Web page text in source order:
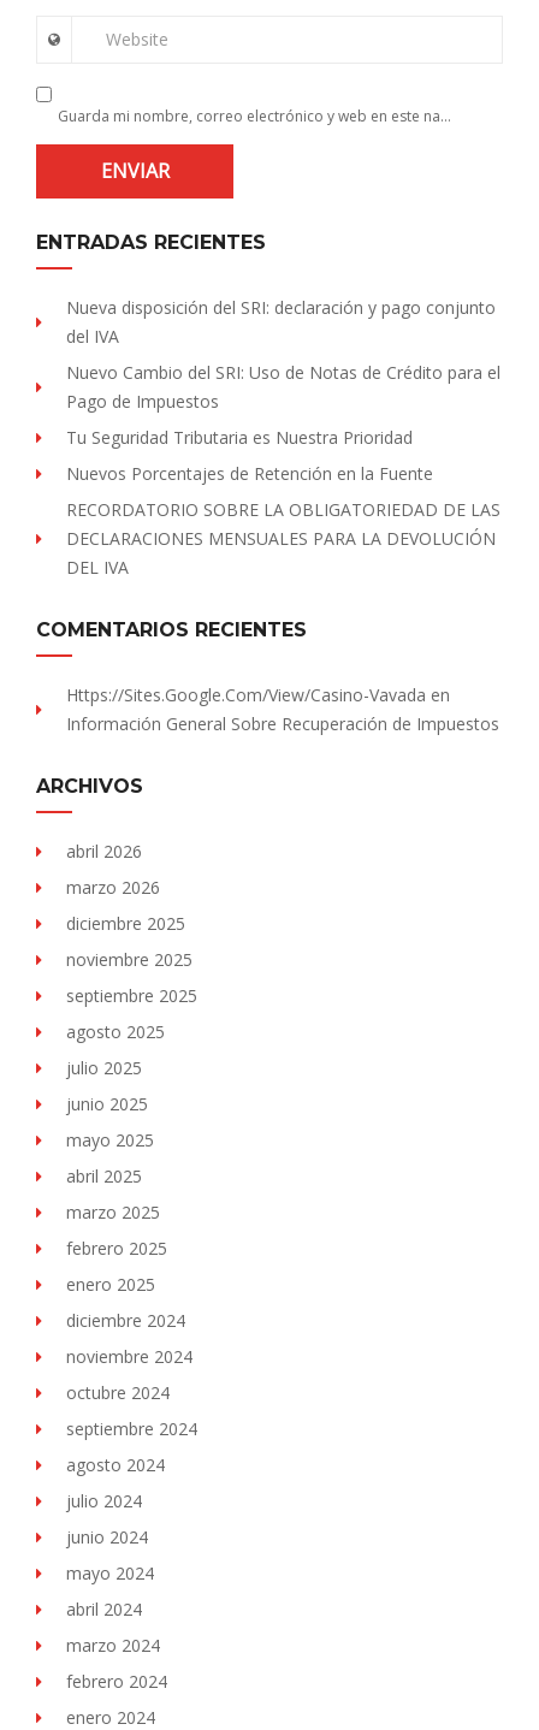
Website
Guarda mi nombre, correo electrónico y web en este navegador para la próxima vez que comente.
ENTRADAS RECIENTES
Nueva disposición del SRI: declaración y pago conjunto
del IVA
Nuevo Cambio del SRI: Uso de Notas de Crédito para el
Pago de Impuestos
Tu Seguridad Tributaria es Nuestra Prioridad
Nuevos Porcentajes de Retención en la Fuente
RECORDATORIO SOBRE LA OBLIGATORIEDAD DE LAS
DECLARACIONES MENSUALES PARA LA DEVOLUCIÓN
DEL IVA
COMENTARIOS RECIENTES
Https://sites.Google.com/view/Casino-Vavada en
Información General Sobre Recuperación de Impuestos
ARCHIVOS
abril 2026
marzo 2026
diciembre 2025
noviembre 2025
septiembre 2025
agosto 2025
julio 2025
junio 2025
mayo 2025
abril 2025
marzo 2025
febrero 2025
enero 2025
diciembre 2024
noviembre 2024
octubre 2024
septiembre 2024
agosto 2024
julio 2024
junio 2024
mayo 2024
abril 2024
marzo 2024
febrero 2024
enero 2024